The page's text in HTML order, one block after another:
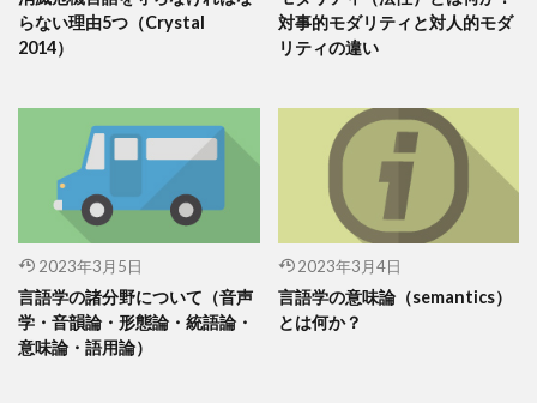
らない理由5つ（Crystal
2014）
対事的モダリティと対人的モダ
リティの違い
2023年3月5日
言語学の諸分野について（音声
学・音韻論・形態論・統語論・
意味論・語用論）
2023年3月4日
言語学の意味論（semantics）
とは何か？